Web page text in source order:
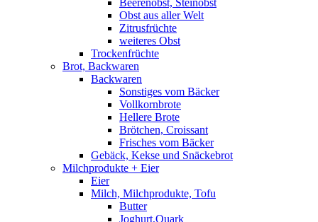
Beerenobst, Steinobst
Obst aus aller Welt
Zitrusfrüchte
weiteres Obst
Trockenfrüchte
Brot, Backwaren
Backwaren
Sonstiges vom Bäcker
Vollkornbrote
Hellere Brote
Brötchen, Croissant
Frisches vom Bäcker
Gebäck, Kekse und Snäckebrot
Milchprodukte + Eier
Eier
Milch, Milchprodukte, Tofu
Butter
Joghurt,Quark